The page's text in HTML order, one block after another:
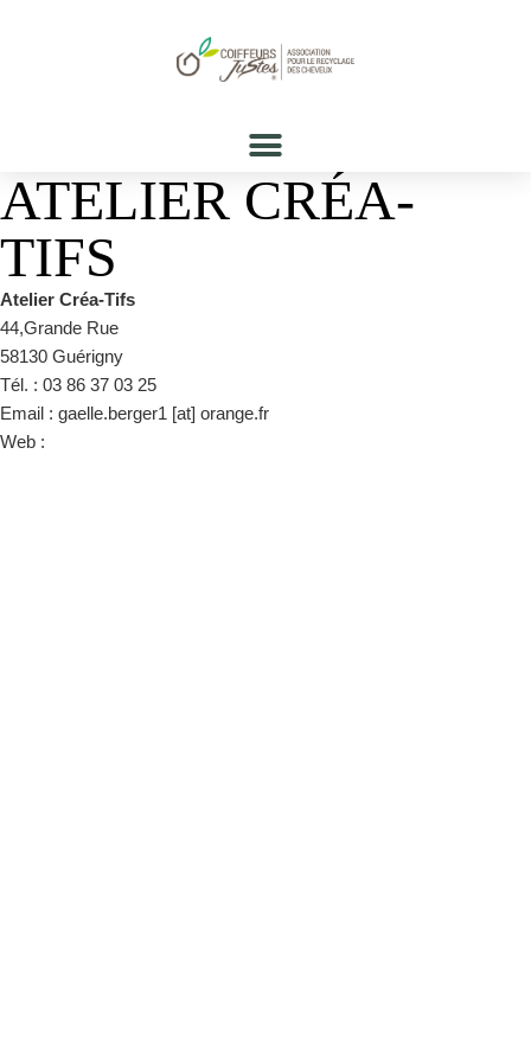
ATELIER CRÉA-
TIFS
Atelier Créa-Tifs
44,Grande Rue
58130 Guérigny
Tél. : 03 86 37 03 25
Email : gaelle.berger1 [at] orange.fr
Web :